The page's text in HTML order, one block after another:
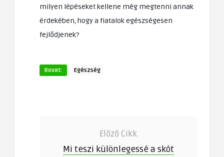
milyen lépéseket kellene még megtenni annak
érdekében, hogy a fiatalok egészségesen
fejlődjenek?
Rovat: Egészség
Előző Cikk
Mi teszi különlegessé a skót